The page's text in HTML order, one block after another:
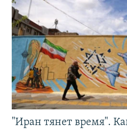
"Иран тянет время".